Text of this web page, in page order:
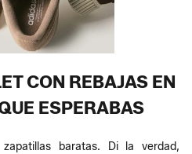
CON REBAJAS EN
ESPERABAS
baratas. Di la verdad,